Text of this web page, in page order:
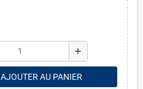
add
AJOUTER AU PANIER